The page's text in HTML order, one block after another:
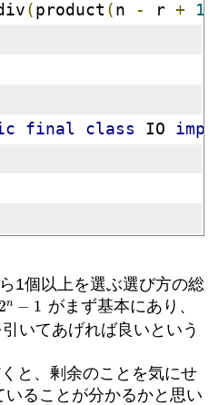
( product ( n - r + 1
final class IO
1個以上を選ぶ選び方の総
n−
がまず基本にあり、
引いてあげれば良いという
と、剰余のことを気にせ
ることが分かるかと思い